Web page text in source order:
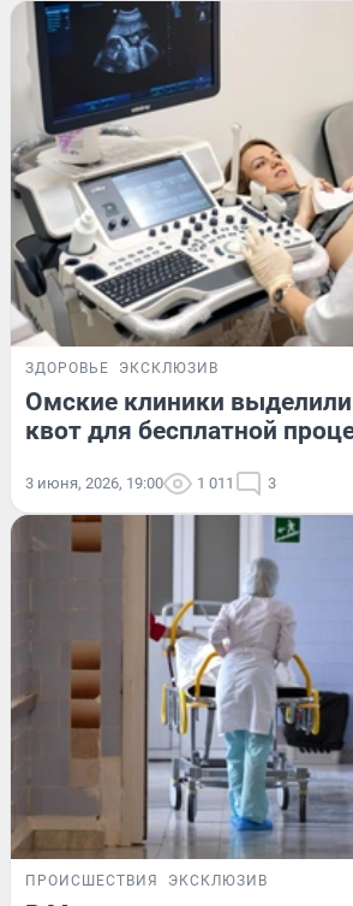
ЗДОРОВЬЕ ЭКСКЛЮЗИВ
Омские клиники
квот для бесплатной
3 июня, 2026, 19:00 1 011 3
ПРОИСШЕСТВИЯ ЭКСКЛЮЗИВ